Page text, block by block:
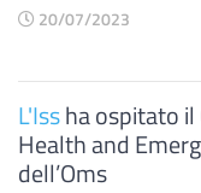
20/07/2023
L'Issha ospitato
Health and
dell’Oms